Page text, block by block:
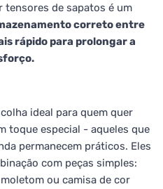
tensores de sapatos é um
correto entre
rápido para prolongar a
ideal para quem quer
toque especial - aqueles que
permanecem práticos. Eles
com peças simples:
ou camisa de cor